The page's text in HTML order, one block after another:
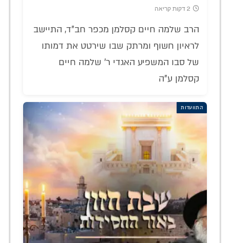
2 דקות קריאה
הרב שלמה חיים קסלמן מכפר חב"ד, התיישב
לראיון חשוף ומרתק שבו שירטט את דמותו
של סבו המשפיע האגדי ר' שלמה חיים
קסלמן ע"ה
התוועדות